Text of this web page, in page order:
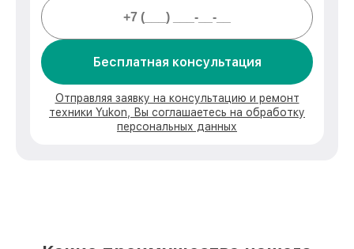
Бесплатная консультация
Отправляя заявку на консультацию и ремонт
техники Yukon, Вы соглашаетесь на обработку
персональных данных